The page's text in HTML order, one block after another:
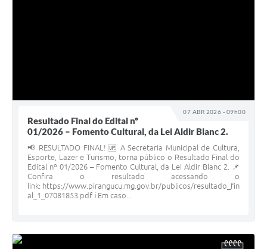
07 ABR 2026 - 09h00
Resultado Final do Edital nº
01/2026 – Fomento Cultural, da Lei Aldir Blanc 2.
📢 RESULTADO FINAL! 🆙 A Secretaria Municipal de Cultura,
Esporte, Lazer e Turismo, torna público o Resultado Final do
Edital nº 01/2026 – Fomento Cultural, da Lei Aldir Blanc 2. 📌
Confira o resultado acessando o
link: https://www.pirangucu.mg.gov.br/publicos/resultado_fin
al_1_07081853.pdf ℹ️ Em caso...